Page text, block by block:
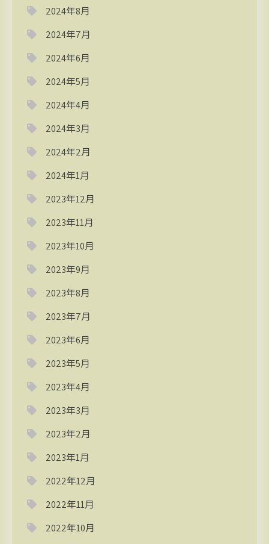
2024年8月
2024年7月
2024年6月
2024年5月
2024年4月
2024年3月
2024年2月
2024年1月
2023年12月
2023年11月
2023年10月
2023年9月
2023年8月
2023年7月
2023年6月
2023年5月
2023年4月
2023年3月
2023年2月
2023年1月
2022年12月
2022年11月
2022年10月